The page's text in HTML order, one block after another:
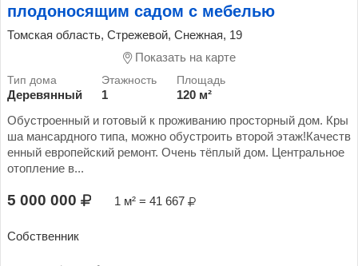
плодоносящим садом с мебелью
Томская область, Стрежевой, Снежная, 19
Показать на карте
Деревянный 1
120 м²
Обустроенный и готовый к проживанию просторный дом. Кры
ша мансардного типа, можно обустроить второй этаж!Качеств
енный европейский ремонт. Очень тёплый дом. Центральное
отопление в...
5 000 000 1 м² = 41 667
Собственник